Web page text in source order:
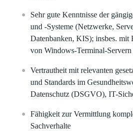
Sehr gute Kenntnisse der
und -Systeme (Netzwerke,
Datenbanken, KIS); insbes. mit
von Windows-Terminal-
Vertrautheit mit relevanten
und Standards im
Datenschutz (DSGVO), IT-
Fähigkeit zur Vermittlung
Sachverhalte